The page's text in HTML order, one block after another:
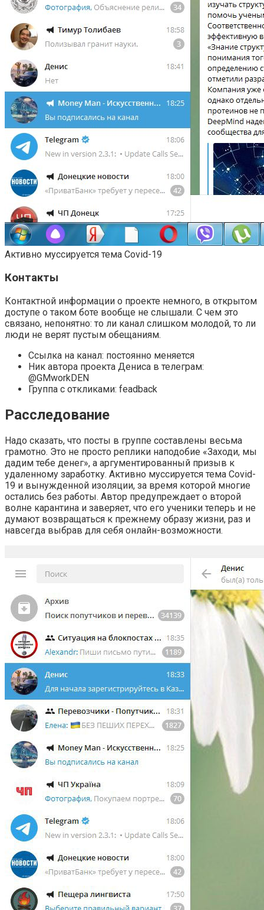
Активно муссируется тема Covid-19
Контакты
Контактной информации о проекте немного, в открытом
доступе о таком боте вообще не слышали. С чем это
связано, непонятно: то ли канал слишком молодой, то ли
люди не верят пустым обещаниям.
Ссылка на канал: постоянно меняется
Ник автора проекта Дениса в телеграм:
@GMworkDEN
Группа с откликами: feadback
Расследование
Надо сказать, что посты в группе составлены весьма
грамотно. Это не просто реплики наподобие «Заходи, мы
дадим тебе денег», а аргументированный призыв к
удаленному заработку. Активно муссируется тема Covid-
19 и вынужденной изоляции, за время которой многие
остались без работы. Автор предупреждает о второй
волне карантина и заверяет, что его ученики теперь и не
думают возвращаться к прежнему образу жизни, раз и
навсегда выбрав для себя онлайн-возможности.